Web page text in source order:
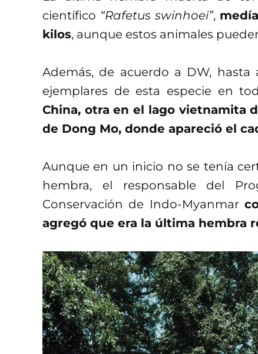
científico “Rafetus swinhoei”,
kilos, aunque estos animales
Además, de acuerdo a DW,
ejemplares de esta especie en
China, otra en el lago vietnamita
de Dong Mo, donde apareció el
Aunque en un inicio no se tenía
hembra, el responsable del
Conservación de Indo-Myanmar
agregó que era la última hembra